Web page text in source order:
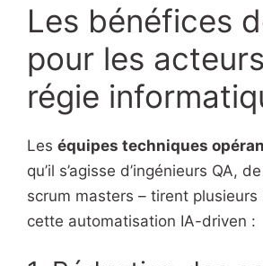
Les bénéfices
pour les
régie
Les équipes techniques
qu’il s’agisse d’ingénieurs QA,
scrum masters – tirent
cette automatisation IA-driven :